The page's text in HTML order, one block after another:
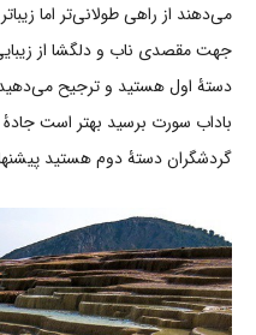
می‌دهند از راهی طولانی‌تر اما
جهت مقصدی ناب و دلگشا از
دستۀ اول هستید و ترجیح
باداب سورت برسید بهتر است جادۀ
گردشگران دستۀ دوم هستید پیشنها